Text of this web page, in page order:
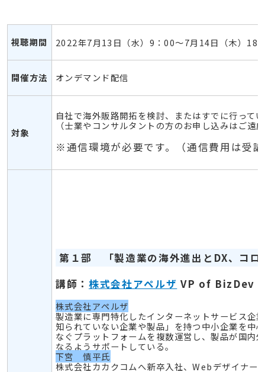
視聴期間 2022年7月13日（水）9：00～7月14日（木）18
開催方法 オンデマンド配信
対象
自社で海外販路開拓を検討、またはすでに行って
（士業やコンサルタントの方のお申し込みはご遠
※通信環境が必要です。（通信費用は受
第１部 「製造業の海外進出と DX、コ
講師： 株式会社アペルザ VP of BizDev
株式会社アペルザ
製造業に専門特化したインターネットサービス企
知られていない企業や製品」を持つ中小企業を中
なぐプラットフォームを複数運営し、製品が国内
なるようサポートしている。
下宮 慎平氏
株式会社カカクコムへ新卒入社、Webデザイナー